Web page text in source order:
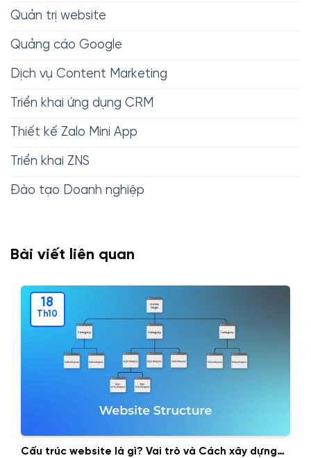
Quản trị website
Quảng cáo Google
Dịch vụ Content Marketing
Triển khai ứng dụng CRM
Thiết kế Zalo Mini App
Triển khai ZNS
Đào tạo Doanh nghiệp
Bài viết liên quan
Cấu trúc website là gì? Vai trò và Cách xây dựng
18
Th10